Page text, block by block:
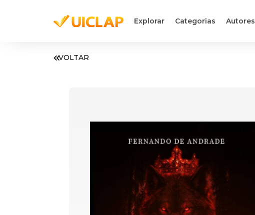
Explorar Categorias Autores
VOLTAR